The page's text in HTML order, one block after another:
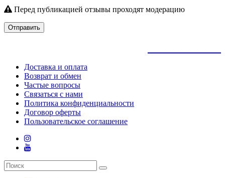
Перед публикацией отзывы проходят модерацию
Отправить
Доставка и оплата
Возврат и обмен
Частые вопросы
Связаться с нами
Политика конфиденциальности
Договор оферты
Пользовательское соглашение